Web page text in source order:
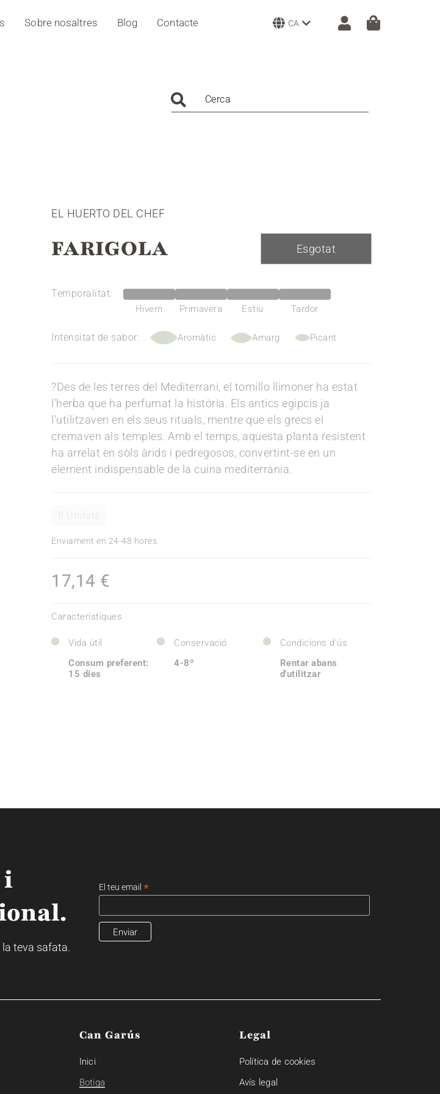
Sobre nosaltres Blog Contacte CA
Cerca
EL HUERTO DEL CHEF
FARIGOLA Esgotat
Temporalitat:
Hivern Primavera Estiu Tardor
Intensitat de sabor: Aromàtic Amarg Picant
?Des de les terres del Mediterrani, el tomillo llimoner ha estat
l'herba que ha perfumat la història. Els antics egipcis ja
l'utilitzaven en els seus rituals, mentre que els grecs el
cremaven als temples. Amb el temps, aquesta planta resistent
ha arrelat en sòls àrids i pedregosos, convertint-se en un
element indispensable de la cuina mediterrània.
8 Unitats
Enviament en 24-48 hores.
17,14 €
Característiques
Vida útil
Consum preferent:
15 dies
Conservació
4-8º
Condicions d'ús
Rentar abans
d'utilitzar
i
teva safata.
El teu email*
Can Garús
Inici
Botiga
Legal
Política de cookies
Avís legal